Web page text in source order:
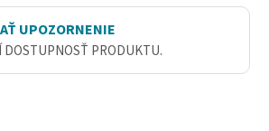
UPOZORNENIE
DOSTUPNOSŤ PRODUKTU.